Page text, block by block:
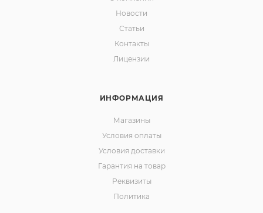
Новости
Статьи
Контакты
Лицензии
ИНФОРМАЦИЯ
Магазины
Условия оплаты
Условия доставки
Гарантия на товар
Реквизиты
Политика